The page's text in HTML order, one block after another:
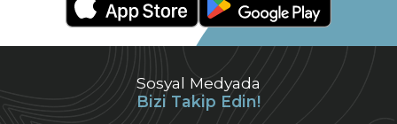
Sosyal Medyada
Bizi Takip Edin!